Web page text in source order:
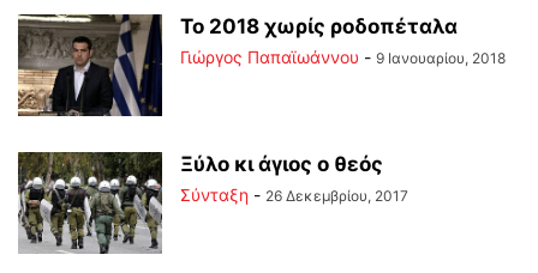
Το 2018 χωρίς ροδοπέταλα
Γιώργος Παπαϊωάννου - 9 Ιανουαρίου, 2018
Ξύλο κι άγιος ο θεός
Σύνταξη - 26 Δεκεμβρίου, 2017